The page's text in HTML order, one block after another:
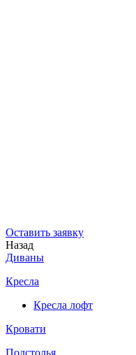
Оставить заявку
Назад
Диваны
Кресла
Кресла лофт
Кровати
Подстолья